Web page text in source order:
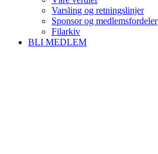
Varsling og retningslinjer
Sponsor og medlemsfordeler
Filarkiv
BLI MEDLEM